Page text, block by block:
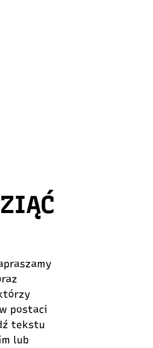
postaci
tekstu
lub